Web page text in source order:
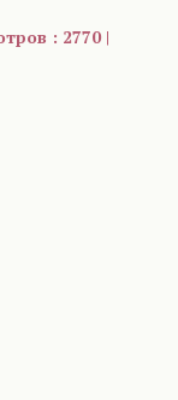
: 2770 |